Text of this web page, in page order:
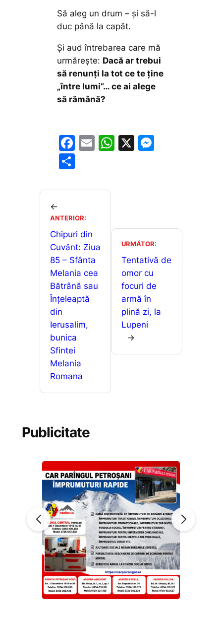
Să aleg un drum – și să-l
duc până la capăt.
Și aud întrebarea care mă
urmărește: Dacă ar trebui
să renunți la tot ce te ține
„între lumi”… ce ai alege
să rămână?
F
e
o
o
k
E
l
W
p
X
g
er
ta
a
z
ă
←
ANTERIOR:
Chipuri din
Cuvânt: Ziua
85 – Sfânta
Melania cea
Bătrână sau
Înțeleaptă
din
Ierusalim,
bunica
Sfintei
Melania
Romana
URMĂTOR:
Tentativă de
omor cu
focuri de
armă în
plină zi, la
Lupeni
→
Publicitate